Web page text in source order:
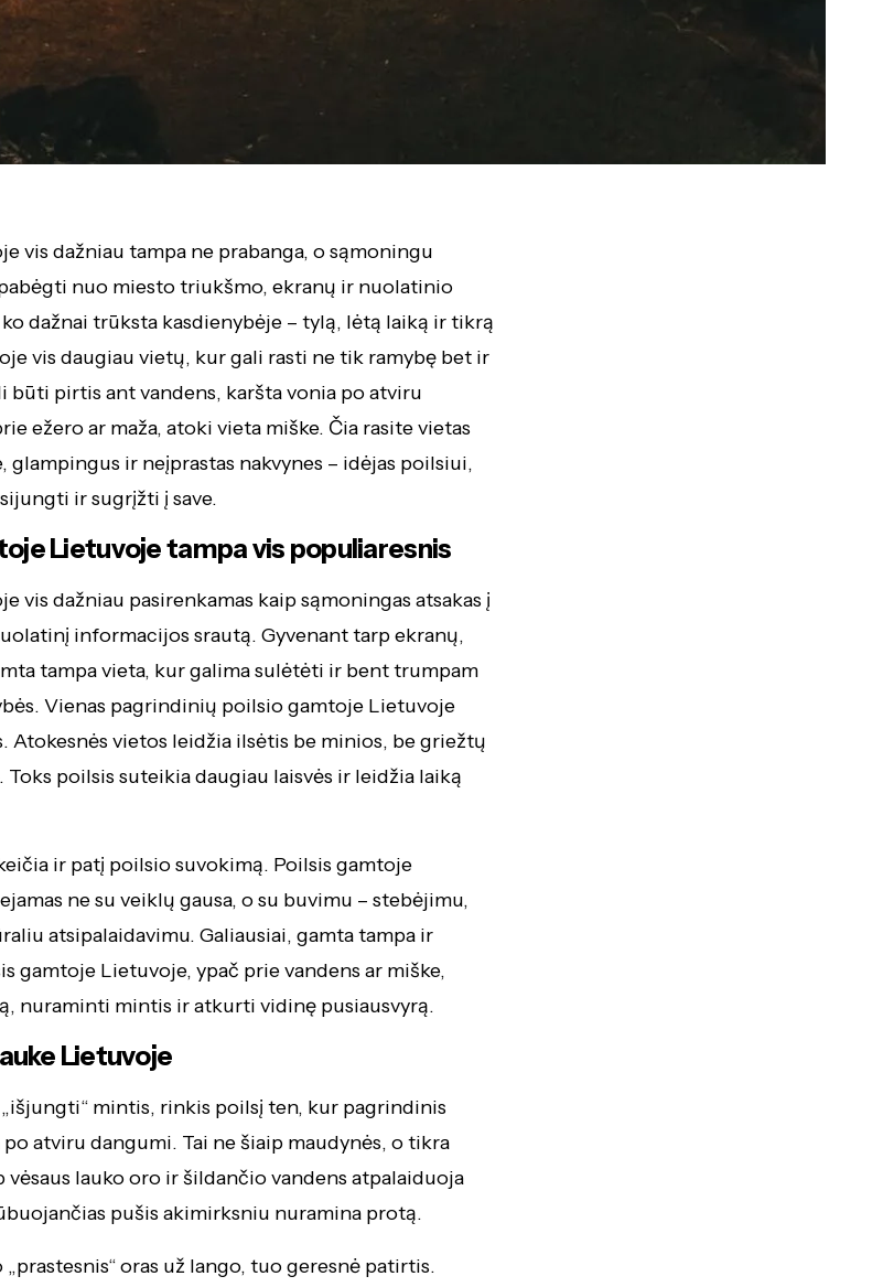
vis dažniau tampa ne prabanga, o sąmoningu
nuo miesto triukšmo, ekranų ir nuolatinio
dažnai trūksta kasdienybėje – tylą, lėtą laiką ir tikrą
vis daugiau vietų, kur gali rasti ne tik ramybę bet ir
būti pirtis ant vandens, karšta vonia po atviru
ežero ar maža, atoki vieta miške. Čia rasite vietas
glampingus ir neįprastas nakvynes – idėjas poilsiui,
ir sugrįžti į save.
Lietuvoje tampa vis populiaresnis
vis dažniau pasirenkamas kaip sąmoningas atsakas į
informacijos srautą. Gyvenant tarp ekranų,
tampa vieta, kur galima sulėtėti ir bent trumpam
Vienas pagrindinių poilsio gamtoje Lietuvoje
Atokesnės vietos leidžia ilsėtis be minios, be griežtų
poilsis suteikia daugiau laisvės ir leidžia laiką
ir patį poilsio suvokimą. Poilsis gamtoje
ne su veiklų gausa, o su buvimu – stebėjimu,
atsipalaidavimu. Galiausiai, gamta tampa ir
gamtoje Lietuvoje, ypač prie vandens ar miške,
nuraminti mintis ir atkurti vidinę pusiausvyrą.
Lietuvoje
mintis, rinkis poilsį ten, kur pagrindinis
atviru dangumi. Tai ne šiaip maudynės, o tikra
lauko oro ir šildančio vandens atpalaiduoja
pušis akimirksniu nuramina protą.
„prastesnis“ oras už lango, tuo geresnė patirtis.